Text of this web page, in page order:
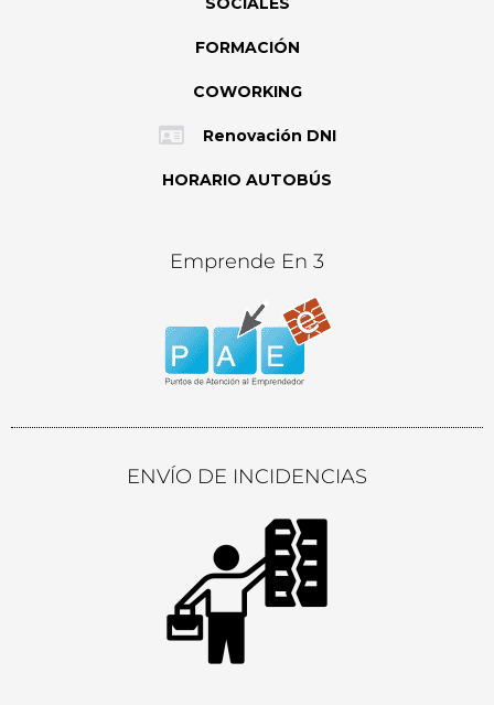
FORMACIÓN
COWORKING
Renovación DNI
HORARIO AUTOBÚS
Emprende En 3
ENVÍO DE INCIDENCIAS